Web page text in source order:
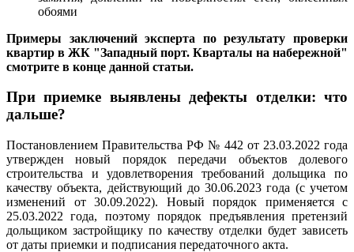
обоями
Примеры заключений эксперта по результату проверки
квартир в ЖК "Западный порт. Кварталы на набережной"
смотрите в конце данной статьи.
При приемке выявлены дефекты отделки: что
дальше?
Постановлением Правительства РФ № 442 от 23.03.2022 года
утвержден новый порядок передачи объектов долевого
строительства и удовлетворения требований дольщика по
качеству объекта, действующий до 30.06.2023 года (с учетом
изменений от 30.09.2022). Новый порядок применяется с
25.03.2022 года, поэтому порядок предъявления претензий
дольщиком застройщику по качеству отделки будет зависеть
от даты приемки и подписания передаточного акта.